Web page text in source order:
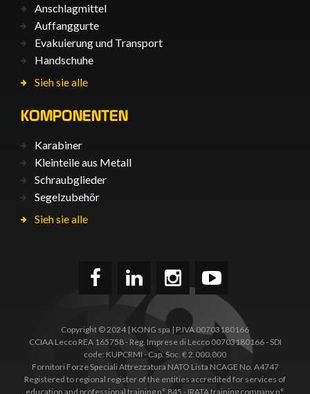
Anschlagmittel
Auffanggurte
Evakuierung und Transport
Handschuhe
Sieh sie alle
KOMPONENTEN
Karabiner
Kleinteile aus Metall
Schraubglieder
Segelzubehör
Sieh sie alle
Copyright © 2024 | KONG spa | P.IVA 00703180166
CCIAA Lecco REA 165758 - Reg. Imprese di Lecco 00703180166 - SDI
code: KUPCRMI - Cap. Soc. € 2.000.000
Fornitori Forze Speciali Attrezzatura NATO Lista NCAGE No. A4747
Registered to regional register of the entities accredited for services of
education and professional training n° 845 - IRATA training company n°